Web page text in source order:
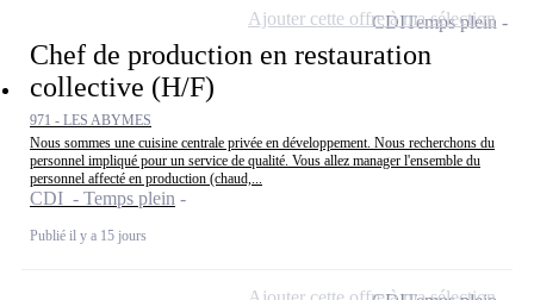
Chef de production en restauration
collective (H/F)
971 - LES ABYMES
Nous sommes une cuisine centrale privée en développement. Nous recherchons du
personnel impliqué pour un service de qualité. Vous allez manager l'ensemble du
personnel affecté en production (chaud,...
CDI - Temps plein
Publié il y a 15 jours
CDITemps plein
Ajouter cette offre à ma sélection